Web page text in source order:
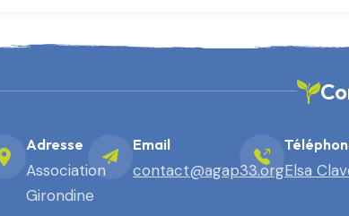
Adresse
Association
Girondine
Email
contact@agap33.orgElsa